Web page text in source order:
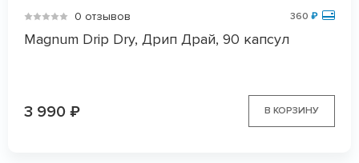
0 отзывов 360 ₽
Magnum Drip Dry, Дрип Драй, 90 капсул
3 990 ₽ В КОРЗИНУ